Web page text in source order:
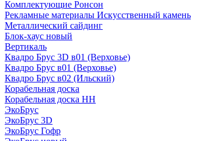
Комплектующие Ронсон
Рекламные материалы Искусственный камень
Металлический сайдинг
Блок-хаус новый
Вертикаль
Квадро Брус 3D в01 (Верховье)
Квадро Брус в01 (Верховье)
Квадро Брус в02 (Ильский)
Корабельная доска
Корабельная доска НН
ЭкоБрус
ЭкоБрус 3D
ЭкоБрус Гофр